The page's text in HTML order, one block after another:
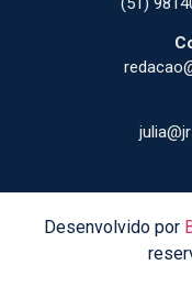
Desenvolvido por